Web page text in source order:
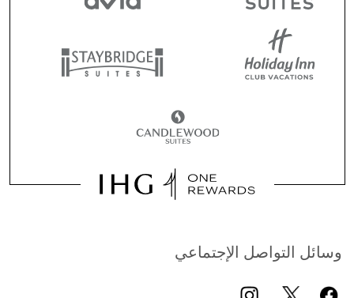
وسائل التواصل الإجتماعي